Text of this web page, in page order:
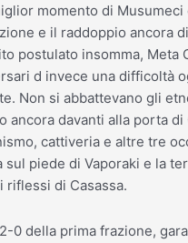
momento di Musumeci
e il raddoppio ancora
postulato insomma, Meta
d invece una difficoltà
Non si abbattevano gli
ancora davanti alla porta di
cattiveria e altre tre
sul piede di Vaporaki e la
riflessi di Casassa.
0 della prima frazione,